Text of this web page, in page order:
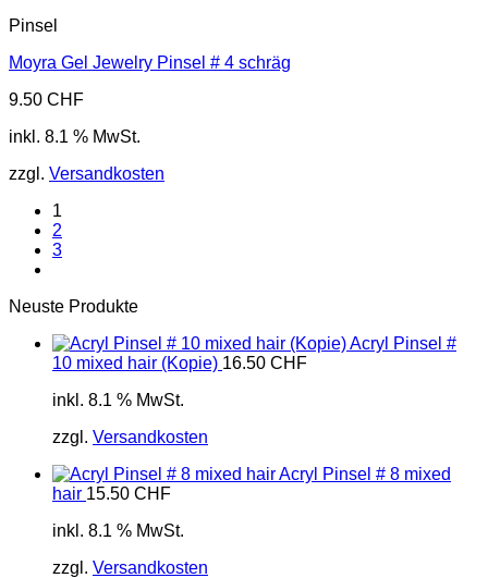
Pinsel
Moyra Gel Jewelry Pinsel # 4 schräg
9.50 CHF
inkl. 8.1 % MwSt.
zzgl. Versandkosten
1
2
3
Neuste Produkte
Acryl Pinsel #
10 mixed hair (Kopie) 16.50 CHF
inkl. 8.1 % MwSt.
zzgl. Versandkosten
Acryl Pinsel # 8 mixed
hair 15.50 CHF
inkl. 8.1 % MwSt.
zzgl. Versandkosten